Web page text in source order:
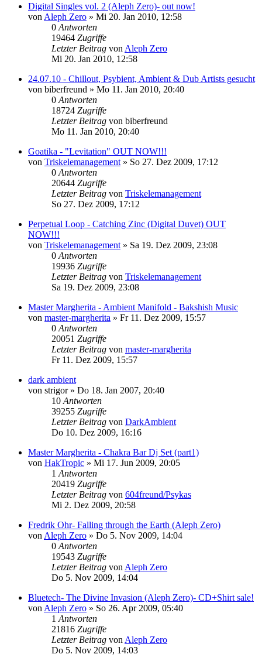
Digital Singles vol. 2 (Aleph Zero)- out now!
von Aleph Zero » Mi 20. Jan 2010, 12:58
0 Antworten
19464 Zugriffe
Letzter Beitrag von Aleph Zero
Mi 20. Jan 2010, 12:58
24.07.10 - Chillout, Psybient, Ambient & Dub Artists gesucht
von biberfreund » Mo 11. Jan 2010, 20:40
0 Antworten
18724 Zugriffe
Letzter Beitrag von biberfreund
Mo 11. Jan 2010, 20:40
Goatika - "Levitation" OUT NOW!!!
von Triskelemanagement » So 27. Dez 2009, 17:12
0 Antworten
20644 Zugriffe
Letzter Beitrag von Triskelemanagement
So 27. Dez 2009, 17:12
Perpetual Loop - Catching Zinc (Digital Duvet) OUT
NOW!!!
von Triskelemanagement » Sa 19. Dez 2009, 23:08
0 Antworten
19936 Zugriffe
Letzter Beitrag von Triskelemanagement
Sa 19. Dez 2009, 23:08
Master Margherita - Ambient Manifold - Bakshish Music
von master-margherita » Fr 11. Dez 2009, 15:57
0 Antworten
20051 Zugriffe
Letzter Beitrag von master-margherita
Fr 11. Dez 2009, 15:57
dark ambient
von strigor» Do 18. Jan 2007, 20:40
10 Antworten
39255 Zugriffe
Letzter Beitrag von DarkAmbient
Do 10. Dez 2009, 16:16
Master Margherita - Chakra Bar Dj Set (part1)
von HakTropic » Mi 17. Jun 2009, 20:05
1 Antworten
20419 Zugriffe
Letzter Beitrag von 604freund/Psykas
Mi 2. Dez 2009, 20:58
Fredrik Ohr- Falling through the Earth (Aleph Zero)
von Aleph Zero » Do 5. Nov 2009, 14:04
0 Antworten
19543 Zugriffe
Letzter Beitrag von Aleph Zero
Do 5. Nov 2009, 14:04
Bluetech- The Divine Invasion (Aleph Zero)- CD+Shirt sale!
von Aleph Zero » So 26. Apr 2009, 05:40
1 Antworten
21816 Zugriffe
Letzter Beitrag von Aleph Zero
Do 5. Nov 2009, 14:03